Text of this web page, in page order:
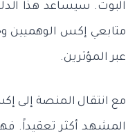
البوت. سيساعد هذا
متابعي إكس الوهميين
عبر المؤثرين.
مع انتقال المنصة إلى
المشهد أكثر تعقيداً.